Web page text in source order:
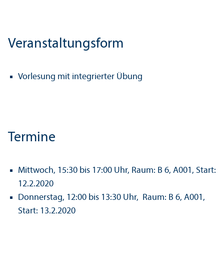
Veranstaltungsform
Vorlesung mit integrierter Übung
Termine
Mittwoch, 15:30 bis 17:00 Uhr, Raum: B 6, A001, Start:
12.2.2020
Donnerstag, 12:00 bis 13:30 Uhr, Raum: B 6, A001,
Start: 13.2.2020